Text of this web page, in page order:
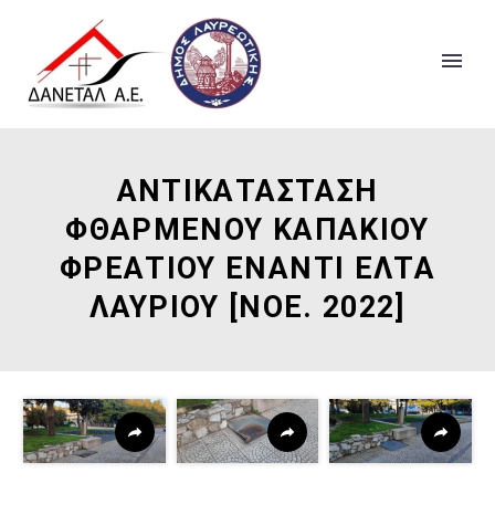
ΑΝΤΙΚΑΤΑΣΤΑΣΗ
ΦΘΑΡΜΕΝΟΥ ΚΑΠΑΚΙΟΥ
ΦΡΕΑΤΙΟΥ ΕΝΑΝΤΙ ΕΛΤΑ
ΛΑΥΡΙΟΥ [ΝΟΕ. 2022]